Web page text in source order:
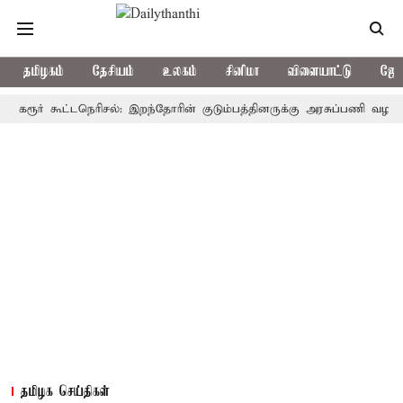
தமிழகம் தேசியம் உலகம் சினிமா விளையாட்டு
கூட்டநெரிசல்: இறந்தோரின் குடும்பத்தினருக்கு அரசுப்பணி வழக்கு;
தமிழக செய்திகள்